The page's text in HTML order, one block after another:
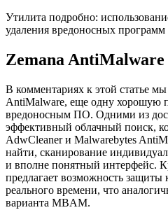
Утилита подробно:
удаления вредоносных программ
Zemana AntiMalware
В комментариях к этой статье
AntiMalware, еще одну хорошую
вредоносным ПО. Одними из
эффективный облачный поиск,
AdwCleaner и Malwarebytes
найти, сканирование
и вполне понятный интерфейс.
предлагает возможность
реального времени, что
варианта MBAM.